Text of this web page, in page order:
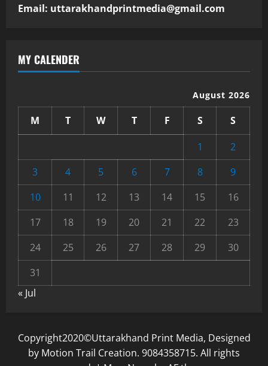
Email: uttarakhandprintmedia@gmail.com
MY CALENDER
August 2026
M T W T F S
S
1
2
3
4 5 6 7 8
9
10
11 12 13 14 15
16
17
18 19 20 21 22
23
24
25 26 27 28 29
30
31
« Jul
Copyright2020©Uttarakhand Print Media, Designed
by Motion Trail Creation. 9084358715. All rights